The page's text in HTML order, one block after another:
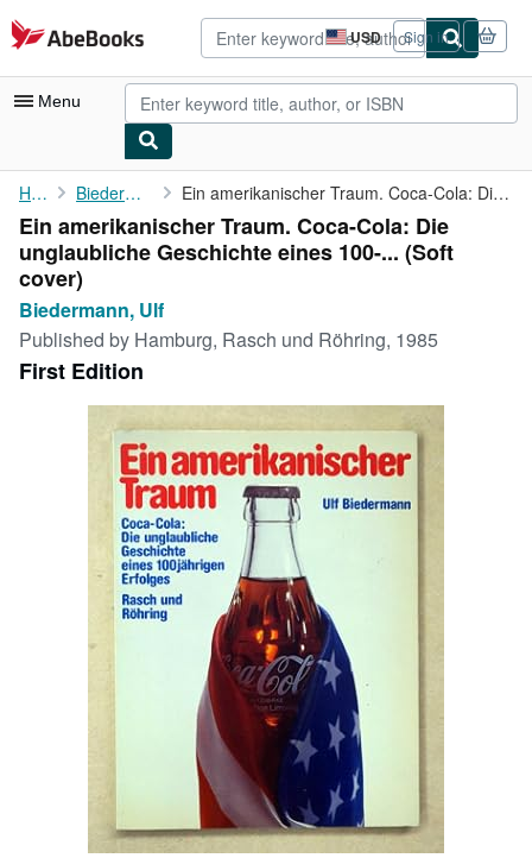
Skip to main content
AbeBooks.com USD
Site
shopping
preferences
Sign in
Menu
My Account
My Purchases
Advanced Search
Browse Collections
CLOSE
Home Biedermann, Ulf Ein amerikanischer Traum. Coca-Cola: Die unglaubliche Geschichte...
Ein amerikanischer Traum. Coca-Cola: Die
unglaubliche Geschichte eines 100-... (Soft
cover)
Biedermann, Ulf
Published by Hamburg, Rasch und Röhring, 1985
First Edition